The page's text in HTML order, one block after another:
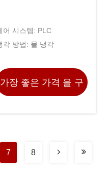
제어 시스템: PLC
냉각 방법: 물 냉각
가장 좋은 가격 을 구
7 8